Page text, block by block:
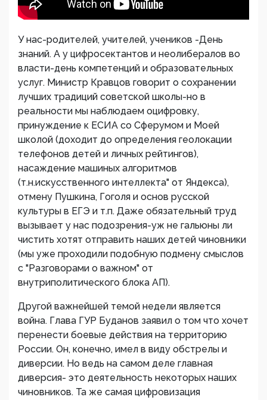
У нас-родителей, учителей, учеников -День
знаний. А у цифросектантов и неолибералов во
власти-день компетенций и образовательных
услуг. Министр Кравцов говорит о сохранении
лучших традиций советской школы-но в
реальности мы наблюдаем оцифровку,
принуждение к ЕСИА со Сферумом и Моей
школой (доходит до определения геолокации
телефонов детей и личных рейтингов),
насаждение машиных алгоритмов
(т.н.искусственного интеллекта" от Яндекса),
отмену Пушкина, Гоголя и основ русской
культуры в ЕГЭ и т.п. Даже обязательный труд
вызывает у нас подозрения-уж не гальюны ли
чистить хотят отправить наших детей чиновники
(мы уже проходили подобную подмену смыслов
с "Разговорами о важном" от
внутриполитического блока АП).
Другой важнейшей темой недели является
война. Глава ГУР Буданов заявил о том что хочет
перенести боевые действия на территорию
России. Он, конечно, имел в виду обстрелы и
диверсии. Но ведь на самом деле главная
диверсия- это деятельность некоторых наших
чиновников. Та же самая цифровизация